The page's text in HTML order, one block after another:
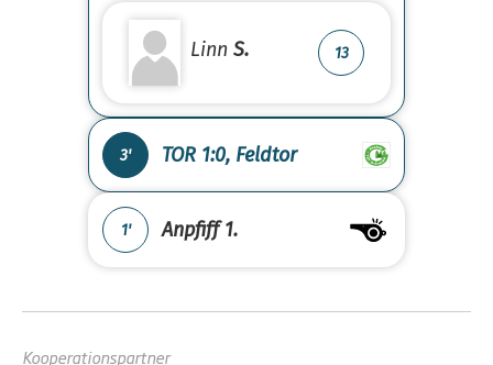
Linn S. 13
3' TOR 1:0, Feldtor
1' Anpfiff 1.
Kooperationspartner